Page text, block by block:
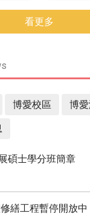
看更多
博愛校區 博
碩士學分班簡章
繕工程暫停開放中